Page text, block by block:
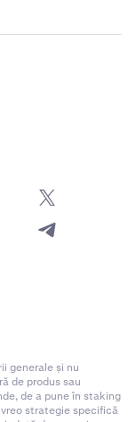
generale și nu
de produs sau
de a pune în staking
strategie specifică